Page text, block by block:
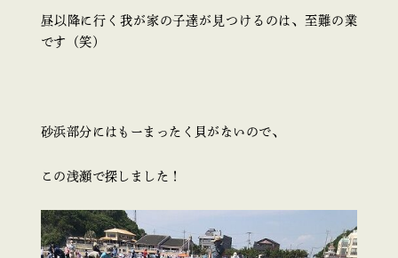
昼以降に行く我が家の子達が見つけるのは、至難の業
です（笑）
砂浜部分にはもーまったく貝がないので、
この浅瀬で探しました！